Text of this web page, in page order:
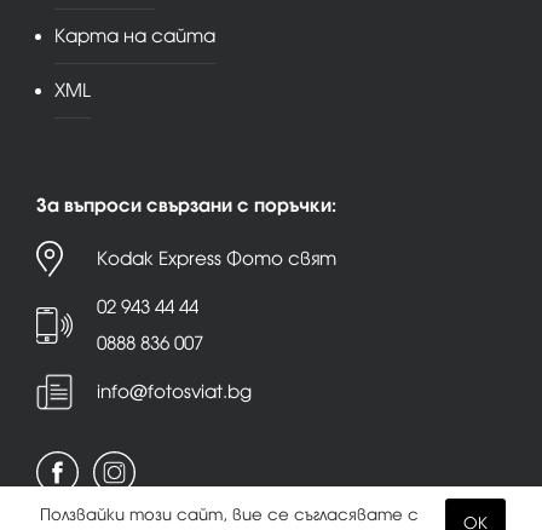
Карта на сайта
XML
За въпроси свързани с поръчки:
Kodak Express Фото свят
02 943 44 44
0888 836 007
info@fotosviat.bg
OK
Ползвайки този сайт, вие се съгласявате с